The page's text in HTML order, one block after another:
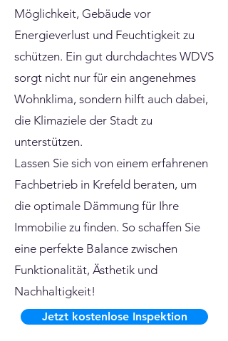
Möglichkeit, Gebäude vor
Energieverlust und Feuchtigkeit zu
schützen. Ein gut durchdachtes WDVS
sorgt nicht nur für ein angenehmes
Wohnklima, sondern hilft auch dabei,
die Klimaziele der Stadt zu
unterstützen.
Lassen Sie sich von einem erfahrenen
Fachbetrieb in Krefeld beraten, um
die optimale Dämmung für Ihre
Immobilie zu finden. So schaffen Sie
eine perfekte Balance zwischen
Funktionalität, Ästhetik und
Nachhaltigkeit!
Jetzt kostenlose Inspektion